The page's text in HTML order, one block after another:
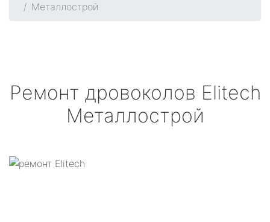
Металлострой
Ремонт дровоколов Elitech
Металлострой